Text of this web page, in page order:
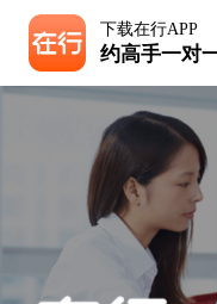
下载在行APP
约高手一对